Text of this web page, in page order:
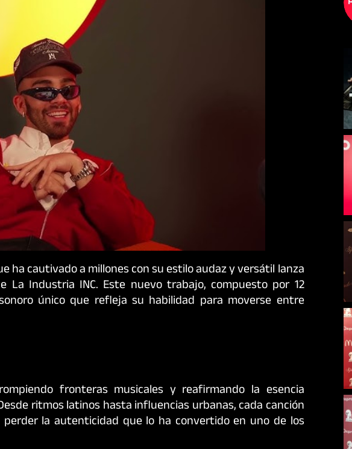
ha cautivado a millones con su estilo audaz y versátil lanza
La Industria INC. Este nuevo trabajo, compuesto por 12
único que refleja su habilidad para moverse entre
fronteras musicales y reafirmando la esencia
ritmos latinos hasta influencias urbanas, cada canción
la autenticidad que lo ha convertido en uno de los